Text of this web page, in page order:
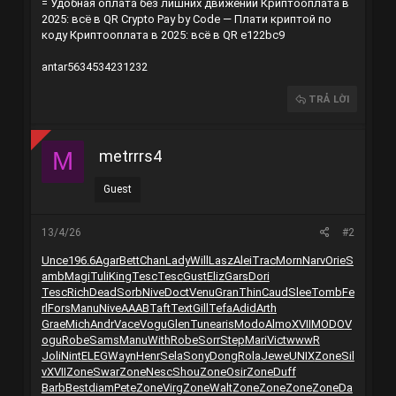
= Удобная оплата без лишних движений Криптооплата в
2025: всё в QR Crypto Pay by Code — Плати криптой по
коду Криптооплата в 2025: всё в QR e122bc9
antar5634534231232
TRẢ LỜI
M metrrrs4
Guest
13/4/26 #2
Unce196.6AgarBettChanLadyWill LaszAleiTracMornNarvOrieS
ambMagiTuliKingTescTescGustElizGarsDori
TescRichDead SorbNiveDoctVenuGranThinCaud SleeTombFe
rlForsManuNiveAAABTaftTextGill TefaAdidArth
GraeMichAndrVaceVoguGlenTunearisModoAlmoXVIIMODOV
oguRobeSamsManuWithRobeSorrStepMariVictwwwR
JoliNintELEGWaynHenrSelaSonyDongRolaJeweUNIXZoneSil
vXVIIZoneSwarZoneNescShouZoneOsirZoneDuff
BarbBestdiamPeteZoneVirgZoneWaltZoneZoneZoneZoneDa